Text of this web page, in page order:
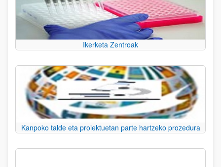
Ikerketa Zentroak
Kanpoko talde eta proiektuetan parte hartzeko prozedura